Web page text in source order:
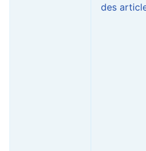
des